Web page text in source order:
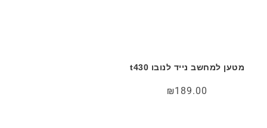
מטען למחשב נייד לנובו t430
₪189.00